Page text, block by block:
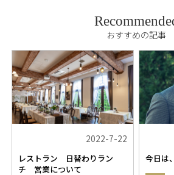
おすすめの記事
2022-7-22
レストラン 日替わりラン
チ 営業について
今日は